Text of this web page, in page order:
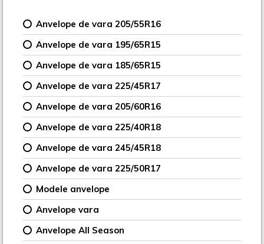
Anvelope de vara 205/55R16
Anvelope de vara 195/65R15
Anvelope de vara 185/65R15
Anvelope de vara 225/45R17
Anvelope de vara 205/60R16
Anvelope de vara 225/40R18
Anvelope de vara 245/45R18
Anvelope de vara 225/50R17
Modele anvelope
Anvelope vara
Anvelope All Season